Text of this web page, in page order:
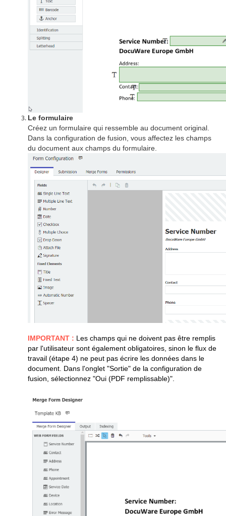
Le formulaire
Créez un formulaire qui ressemble au document original.
Dans la configuration de fusion, vous affectez les champs
du document aux champs du formulaire.
IMPORTANT : Les champs qui ne doivent pas être remplis
par l'utilisateur sont également obligatoires, sinon le flux de
travail (étape 4) ne peut pas écrire les données dans le
document. Dans l'onglet "Sortie" de la configuration de
fusion, sélectionnez "Oui (PDF remplissable)".